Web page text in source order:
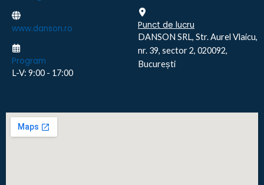
www.danson.ro
Program
L-V: 9:00 - 17:00
Punct de lucru
DANSON SRL, Str. Aurel Vlaicu,
nr. 39, sector 2, 020092,
București